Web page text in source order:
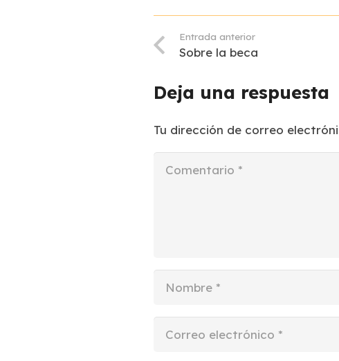
Entrada anterior
Sobre la beca
Deja una respuesta
Tu dirección de correo